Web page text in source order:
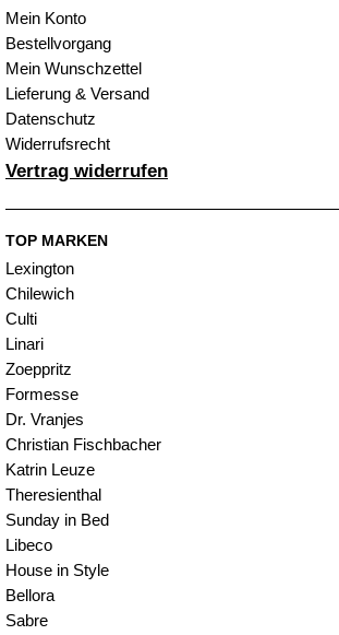
Mein Konto
Bestellvorgang
Mein Wunschzettel
Lieferung & Versand
Datenschutz
Widerrufsrecht
Vertrag widerrufen
TOP MARKEN
Lexington
Chilewich
Culti
Linari
Zoeppritz
Formesse
Dr. Vranjes
Christian Fischbacher
Katrin Leuze
Theresienthal
Sunday in Bed
Libeco
House in Style
Bellora
Sabre